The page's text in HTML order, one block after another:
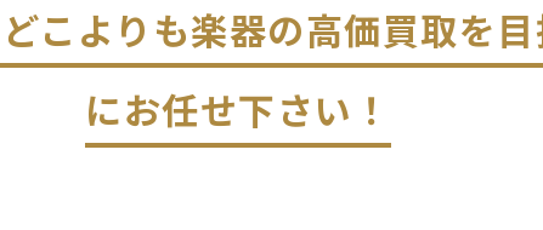
こよりも楽器の高価買取を目
にお任せ下さい！